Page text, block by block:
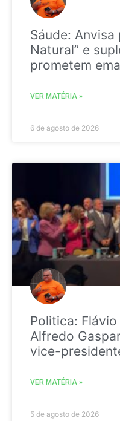
Sáude: Anvisa
Natural” e
prometem
VER MATÉRIA »
6 de agosto de 2026
Politica:
Alfredo
vice-
VER MATÉRIA »
5 de agosto de 2026